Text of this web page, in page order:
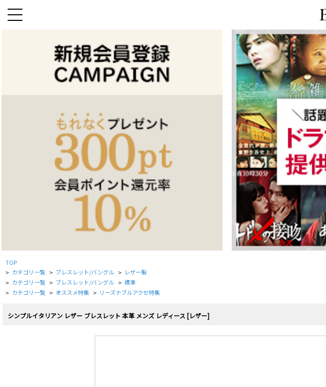
TOP
> カテゴリ一覧 > ブレスレット/バングル > レザー製
> カテゴリ一覧 > ブレスレット/バングル > 標準
> カテゴリ一覧 > オススメ特集 > リーズナブルアクセ特集
シンプルイタリアン レザー ブレスレット 本革 メンズ レディース [レザー]